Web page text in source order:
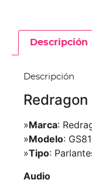
Descripción
Descripción
Redragon
»Marca:
»Modelo:
»Tipo:
Audio